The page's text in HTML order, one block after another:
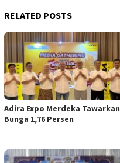
RELATED POSTS
Adira Expo Merdeka Tawarkan
Bunga 1,76 Persen